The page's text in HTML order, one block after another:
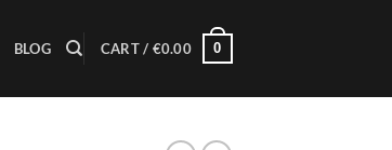
BLOG CART / €0.00 0